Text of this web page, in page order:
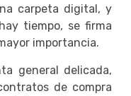
carpeta digital, y
tiempo, se firma
importancia.
general delicada,
de compra